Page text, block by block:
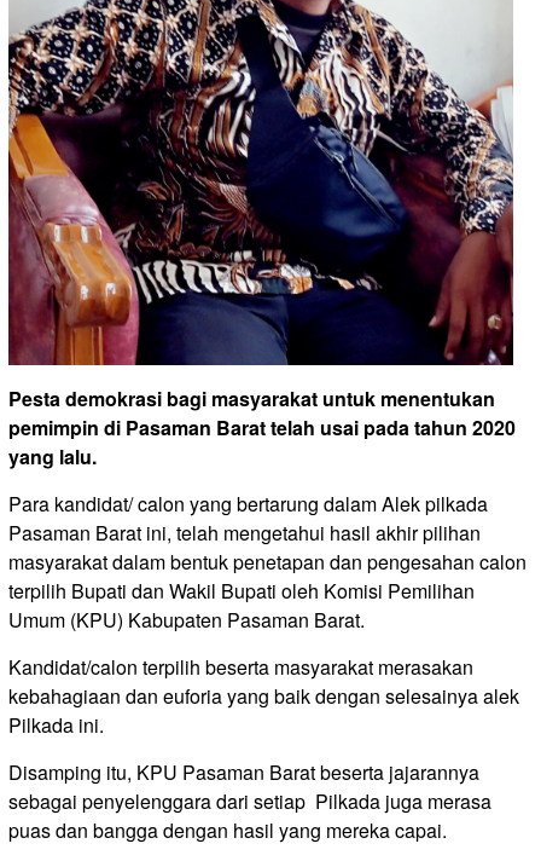
Pesta demokrasi bagi masyarakat untuk menentukan
pemimpin di Pasaman Barat telah usai pada tahun 2020
yang lalu.
Para kandidat/ calon yang bertarung dalam Alek pilkada
Pasaman Barat ini, telah mengetahui hasil akhir pilihan
masyarakat dalam bentuk penetapan dan pengesahan calon
terpilih Bupati dan Wakil Bupati oleh Komisi Pemilihan
Umum (KPU) Kabupaten Pasaman Barat.
Kandidat/calon terpilih beserta masyarakat merasakan
kebahagiaan dan euforia yang baik dengan selesainya alek
Pilkada ini.
Disamping itu, KPU Pasaman Barat beserta jajarannya
sebagai penyelenggara dari setiap Pilkada juga merasa
puas dan bangga dengan hasil yang mereka capai.